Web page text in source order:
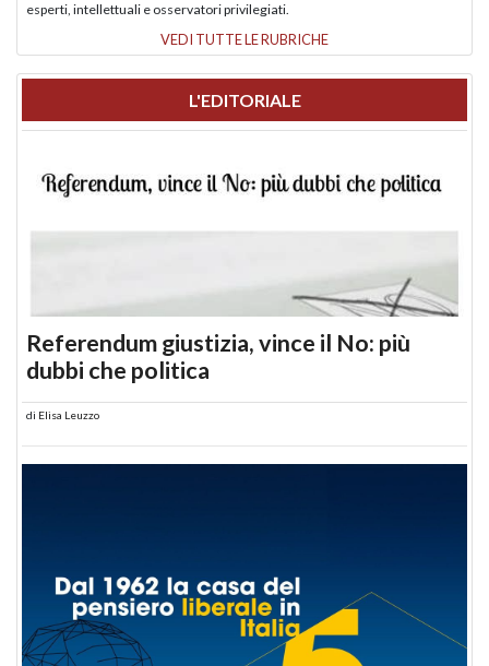
esperti, intellettuali e osservatori privilegiati.
VEDI TUTTE LE RUBRICHE
L'EDITORIALE
Referendum giustizia, vince il No: più
dubbi che politica
di Elisa Leuzzo